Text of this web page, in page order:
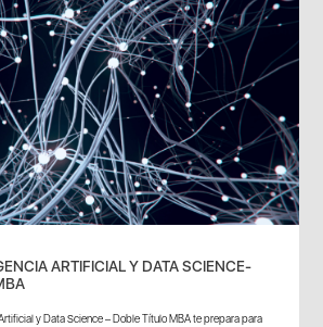
ARTIFICIAL Y DATA SCIENCE-
y Data Science – Doble Título MBA te prepara para